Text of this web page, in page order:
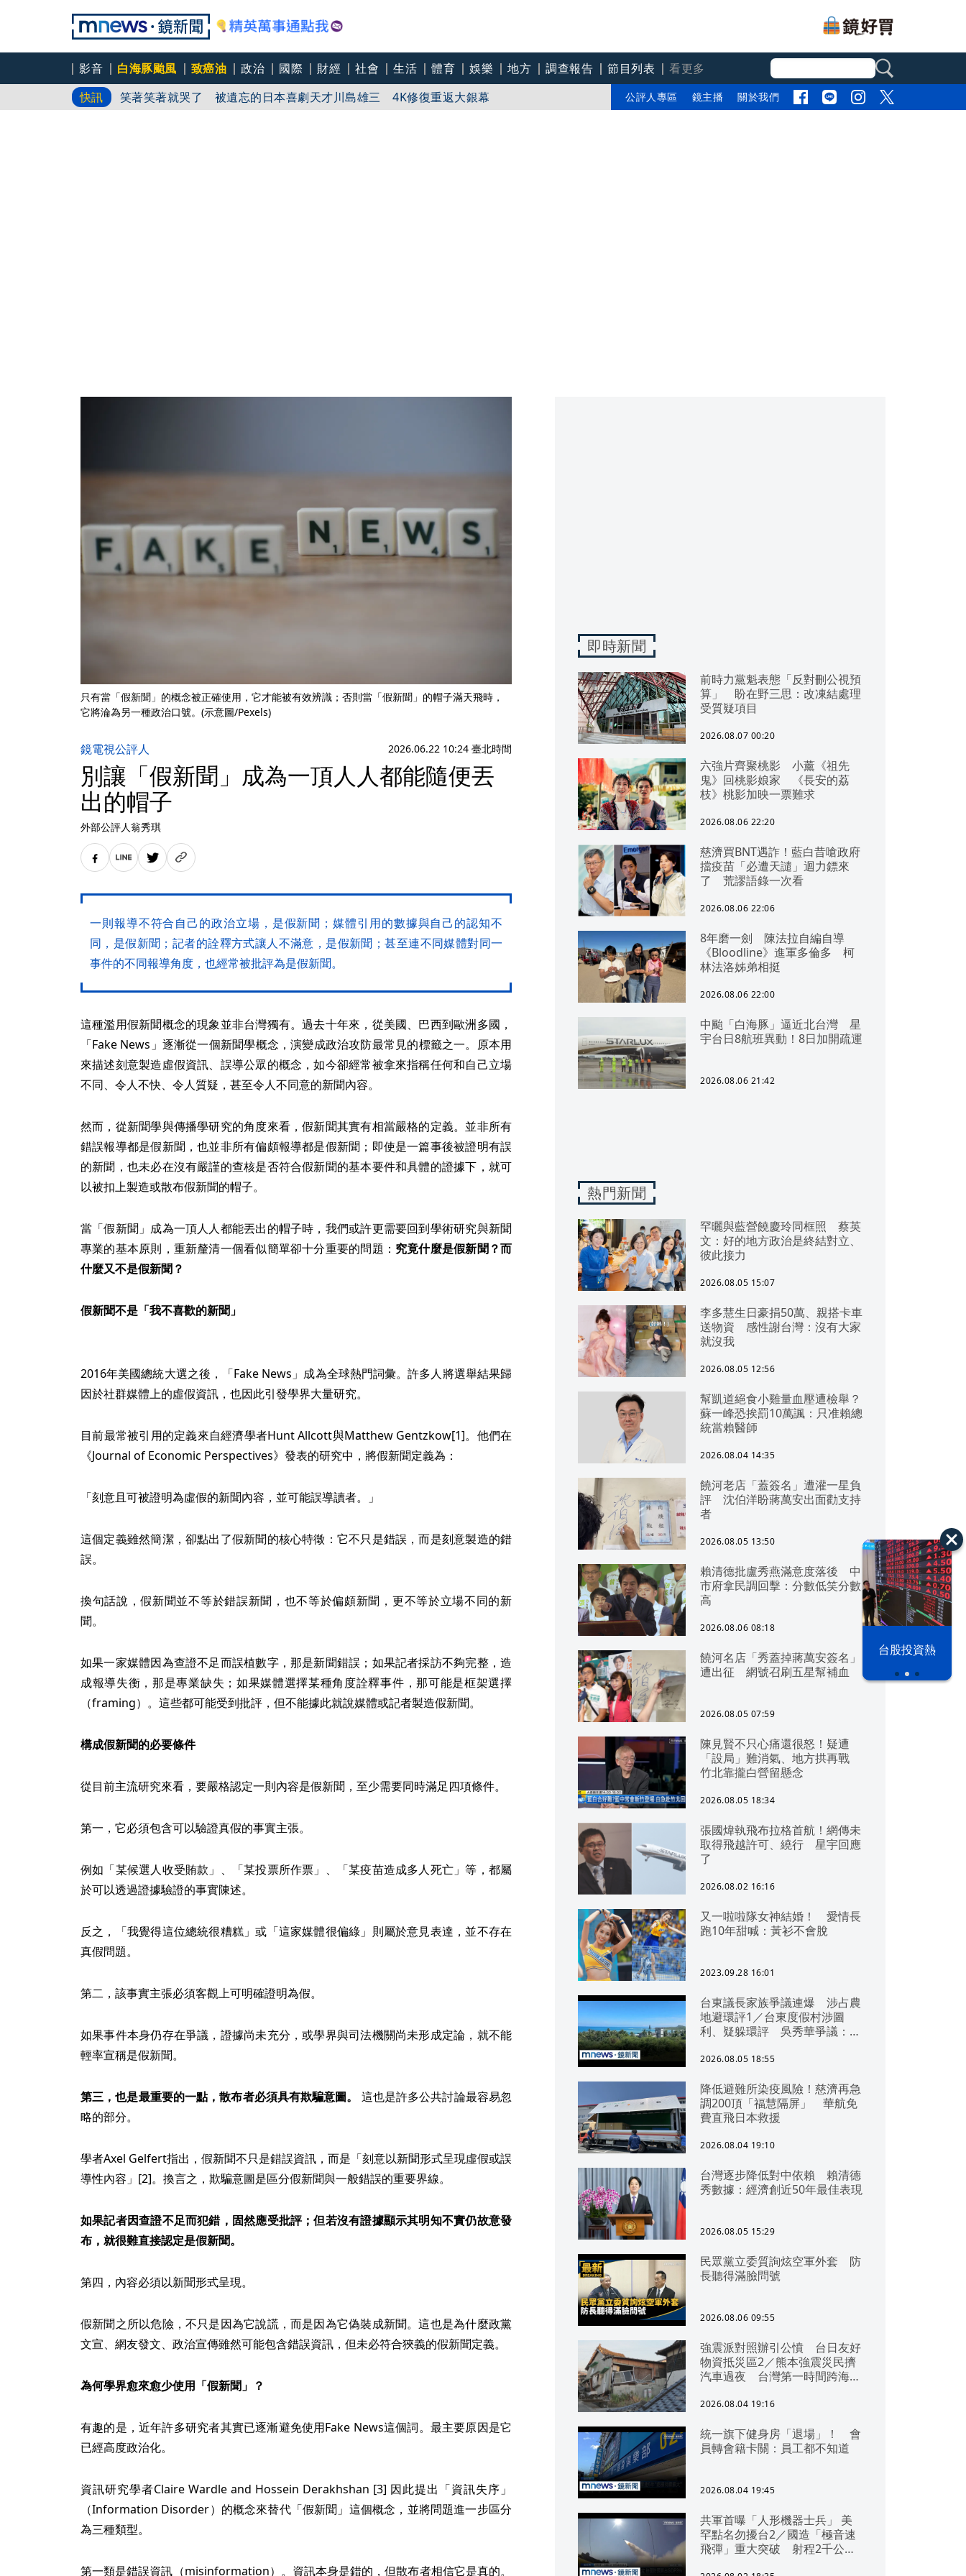
影音 白海豚颱風 致癌油 政治 國際 財經 社會 生活 體育 娛樂 地方 調查報告 節目列表
看更多
快訊
中颱「白海豚」逼近北台灣 星宇台日8航班異動！8日加開疏運
笑著笑著就哭了 被遺忘的日本喜劇天才川島雄三 4K修復重返大銀幕
角頭大哥變身親情喜劇 羅志祥噴貢丸爽打王識賢「神臉黏飯粒」 喜提「搞笑MVP」
公評人專區 鏡主播 關於我們
之下
台股投資熱
只有當「假新聞」的概念被正確使用，它才能被有效辨識；否則當「假新聞」的帽子滿天飛時，
它將淪為另一種政治口號。(示意圖/Pexels)
鏡電視公評人 2026.06.22 10:24 臺北時間
別讓「假新聞」成為一頂人人都能隨便丟
出的帽子
外部公評人翁秀琪
一則報導不符合自己的政治立場，是假新聞；媒體引用的數據與自己的認知不
同，是假新聞；記者的詮釋方式讓人不滿意，是假新聞；甚至連不同媒體對同一
事件的不同報導角度，也經常被批評為是假新聞。
這種濫用假新聞概念的現象並非台灣獨有。過去十年來，從美國、巴西到歐洲多國，
「Fake News」逐漸從一個新聞學概念，演變成政治攻防最常見的標籤之一。原本用
來描述刻意製造虛假資訊、誤導公眾的概念，如今卻經常被拿來指稱任何和自己立場
不同、令人不快、令人質疑，甚至令人不同意的新聞內容。
然而，從新聞學與傳播學研究的角度來看，假新聞其實有相當嚴格的定義。並非所有
錯誤報導都是假新聞，也並非所有偏頗報導都是假新聞；即使是一篇事後被證明有誤
的新聞，也未必在沒有嚴謹的查核是否符合假新聞的基本要件和具體的證據下，就可
以被扣上製造或散布假新聞的帽子。
當「假新聞」成為一頂人人都能丟出的帽子時，我們或許更需要回到學術研究與新聞
專業的基本原則，重新釐清一個看似簡單卻十分重要的問題： 究竟什麼是假新聞？而
什麼又不是假新聞？
假新聞不是「我不喜歡的新聞」
2016年美國總統大選之後，「Fake News」成為全球熱門詞彙。許多人將選舉結果歸
因於社群媒體上的虛假資訊，也因此引發學界大量研究。
目前最常被引用的定義來自經濟學者Hunt Allcott與Matthew Gentzkow[1]。他們在
《Journal of Economic Perspectives》發表的研究中，將假新聞定義為：
「刻意且可被證明為虛假的新聞內容，並可能誤導讀者。」
這個定義雖然簡潔，卻點出了假新聞的核心特徵：它不只是錯誤，而是刻意製造的錯
誤。
換句話說，假新聞並不等於錯誤新聞，也不等於偏頗新聞，更不等於立場不同的新
聞。
如果一家媒體因為查證不足而誤植數字，那是新聞錯誤；如果記者採訪不夠完整，造
成報導失衡，那是專業缺失；如果媒體選擇某種角度詮釋事件，那可能是框架選擇
（framing）。這些都可能受到批評，但不能據此就說媒體或記者製造假新聞。
構成假新聞的必要條件
從目前主流研究來看，要嚴格認定一則內容是假新聞，至少需要同時滿足四項條件。
第一，它必須包含可以驗證真假的事實主張。
例如「某候選人收受賄款」、「某投票所作票」、「某疫苗造成多人死亡」等，都屬
於可以透過證據驗證的事實陳述。
反之，「我覺得這位總統很糟糕」或「這家媒體很偏綠」則屬於意見表達，並不存在
真假問題。
第二，該事實主張必須客觀上可明確證明為假。
如果事件本身仍存在爭議，證據尚未充分，或學界與司法機關尚未形成定論，就不能
輕率宣稱是假新聞。
第三，也是最重要的一點，散布者必須具有欺騙意圖。 這也是許多公共討論最容易忽
略的部分。
學者Axel Gelfert指出，假新聞不只是錯誤資訊，而是「刻意以新聞形式呈現虛假或誤
導性內容」[2]。換言之，欺騙意圖是區分假新聞與一般錯誤的重要界線。
如果記者因查證不足而犯錯，固然應受批評；但若沒有證據顯示其明知不實仍故意發
布，就很難直接認定是假新聞。
第四，內容必須以新聞形式呈現。
假新聞之所以危險，不只是因為它說謊，而是因為它偽裝成新聞。這也是為什麼政黨
文宣、網友發文、政治宣傳雖然可能包含錯誤資訊，但未必符合狹義的假新聞定義。
為何學界愈來愈少使用「假新聞」？
有趣的是，近年許多研究者其實已逐漸避免使用Fake News這個詞。最主要原因是它
已經高度政治化。
資訊研究學者Claire Wardle and Hossein Derakhshan [3] 因此提出「資訊失序」
（Information Disorder）的概念來替代「假新聞」這個概念，並將問題進一步區分
為三種類型。
第一類是錯誤資訊（misinformation）。資訊本身是錯的，但散布者相信它是真的。
即時新聞
前時力黨魁表態「反對刪公視預
算」 盼在野三思：改凍結處理
受質疑項目
2026.08.07 00:20
六強片齊聚桃影 小薰《祖先
鬼》回桃影娘家 《長安的荔
枝》桃影加映一票難求
2026.08.06 22:20
慈濟買BNT遇詐！藍白昔嗆政府
擋疫苗「必遭天譴」迴力鏢來
了 荒謬語錄一次看
2026.08.06 22:06
8年磨一劍 陳法拉自編自導
《Bloodline》進軍多倫多 柯
林法洛姊弟相挺
2026.08.06 22:00
中颱「白海豚」逼近北台灣 星
宇台日8航班異動！8日加開疏運
2026.08.06 21:42
熱門新聞
罕曬與藍營饒慶玲同框照 蔡英
文：好的地方政治是終結對立、
彼此接力
2026.08.05 15:07
李多慧生日豪捐50萬、親搭卡車
送物資 感性謝台灣：沒有大家
就沒我
2026.08.05 12:56
幫凱道絕食小雞量血壓遭檢舉？
蘇一峰恐挨罰10萬諷：只准賴總
統當賴醫師
2026.08.04 14:35
饒河老店「蓋簽名」遭灌一星負
評 沈伯洋盼蔣萬安出面勸支持
者
2026.08.05 13:50
賴清德批盧秀燕滿意度落後 中
市府拿民調回擊：分數低笑分數
高
2026.08.06 08:18
饒河名店「秀蓋掉蔣萬安簽名」
遭出征 網號召刷五星幫補血
2026.08.05 07:59
陳見賢不只心痛還很怒！疑遭
「設局」難消氣、地方拱再戰
竹北靠攏白營留懸念
2026.08.05 18:34
張國煒執飛布拉格首航！網傳未
取得飛越許可、繞行 星宇回應
了
2026.08.02 16:16
又一啦啦隊女神結婚！ 愛情長
跑10年甜喊：黃衫不會脫
2023.09.28 16:01
台東議長家族爭議連爆 涉占農
地避環評1／台東度假村涉圖
利、疑躲環評 吳秀華爭議：概
2026.08.05 18:55
降低避難所染疫風險！慈濟再急
調200頂「福慧隔屏」 華航免
費直飛日本救援
2026.08.04 19:10
台灣逐步降低對中依賴 賴清德
秀數據：經濟創近50年最佳表現
2026.08.05 15:29
民眾黨立委質詢炫空軍外套 防
長聽得滿臉問號
2026.08.06 09:55
強震派對照辦引公憤 台日友好
物資抵災區2／熊本強震災民擠
汽車過夜 台灣第一時間跨海急
2026.08.04 19:16
統一旗下健身房「退場」！ 會
員轉會籍卡關：員工都不知道
2026.08.04 19:45
共軍首曝「人形機器士兵」 美
罕點名勿擾台2／國造「極音速
飛彈」重大突破 射程2千公里